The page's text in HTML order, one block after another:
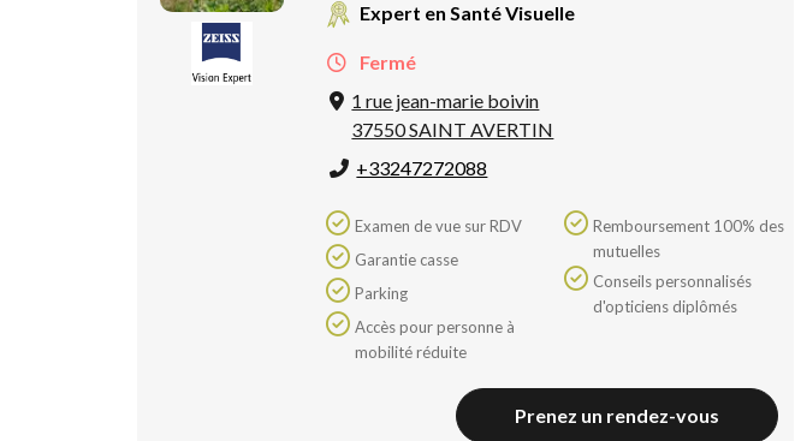
Expert en Santé Visuelle
Fermé
1 rue jean-marie boivin
37550 SAINT AVERTIN
+33247272088
Examen de vue sur RDV
Garantie casse
Parking
mobilité réduite
mutuelles
d'opticiens diplômés
Prenez un rendez-vous